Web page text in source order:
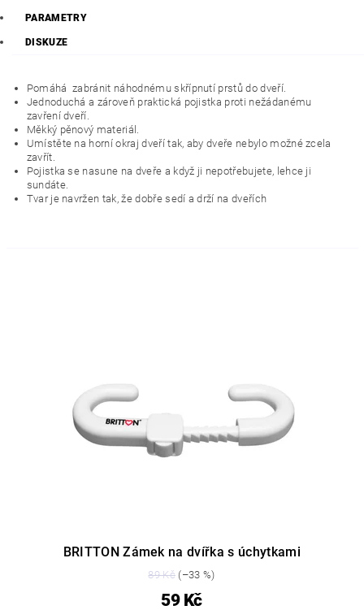
PARAMETRY
DISKUZE
Pomáhá zabránit náhodnému skřípnutí prstů do dveří.
Jednoduchá a zároveň praktická pojistka proti nežádanému
zavření dveří.
Měkký pěnový materiál.
Umístěte na horní okraj dveří tak, aby dveře nebylo možné zcela
zavřít.
Pojistka se nasune na dveře a když ji nepotřebujete, lehce ji
sundáte.
Tvar je navržen tak, že dobře sedí a drží na dveřích
BRITTON Zámek na dvířka s úchytkami
89 Kč (–33 %)
59 Kč